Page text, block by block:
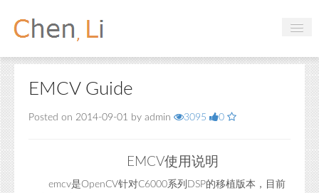
Profile
Hobbies
Projects
Handbooks
EMCV Guide
Posted on 2014-09-01 by admin 3095 0
EMCV使用说明
emcv是OpenCV针对C6000系列 DSP的移植版本，目前